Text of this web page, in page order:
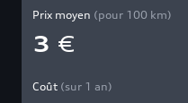
Prix moyen (pour 100 km)
3 €
Coût (sur 1 an)